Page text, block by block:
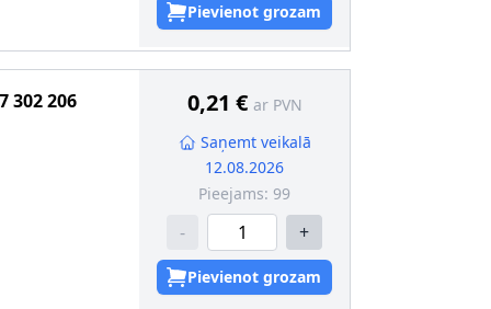
Pievienot grozam
302 206 0,21 € ar PVN
Saņemt veikalā
12.08.2026
Pieejams: 99
- +
Pievienot grozam